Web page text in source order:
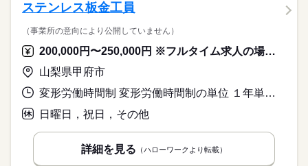
ステンレス板金工員
（事業所の意向により公開していません）
200,000円〜250,000円 ※フルタイム求人の場合は月額（換算額）、パート求人の場合は時間額を表示しています。
山梨県甲府市
変形労働時間制 変形労働時間制の単位 １年単位 就業時間１ 8時00分〜17時00分
日曜日，祝日，その他
詳細を見る （ハローワークより転載）